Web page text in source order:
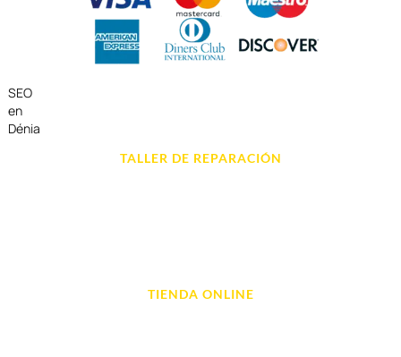
SEO
en
Dénia
TALLER DE REPARACIÓN
TIENDA ONLINE